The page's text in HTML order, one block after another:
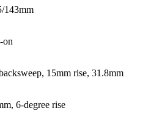
143mm
on
15mm rise, 31.8mm
6-degree rise